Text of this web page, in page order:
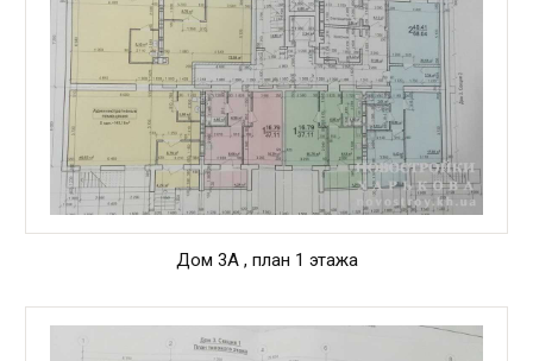
Дом 3А , план 1 этажа